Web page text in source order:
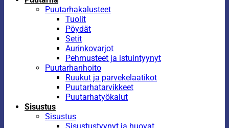
Puutarhakalusteet
Tuolit
Pöydät
Setit
Aurinkovarjot
Pehmusteet ja istuintyynyt
Puutarhanhoito
Ruukut ja parvekelaatikot
Puutarhatarvikkeet
Puutarhatyökalut
Sisustus
Sisustus